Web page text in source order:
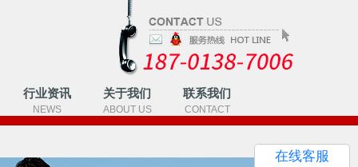
行业资讯
NEWS
关于我们
ABOUT US
联系我们
CONTACT
在线客服